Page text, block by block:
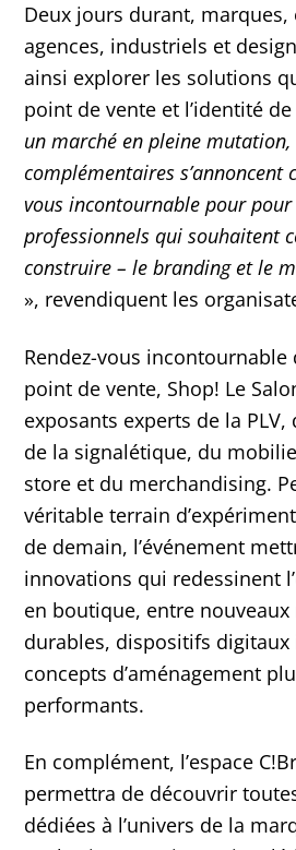
Deux jours durant, marques,
agences, industriels et
ainsi explorer les solutions
point de vente et l’identité
un marché en pleine mutation,
complémentaires s’annoncent
vous incontournable pour
professionnels qui souhaitent
construire – le branding et le
», revendiquent les
Rendez-vous
point de vente, Shop! Le
exposants experts de la PLV,
de la signalétique, du
store et du merchandising.
véritable terrain
de demain, l’événement
innovations qui redessinent
en boutique, entre
durables, dispositifs
concepts d’aménagement
performants.
En complément, l’espace
permettra de découvrir
dédiées à l’univers de la